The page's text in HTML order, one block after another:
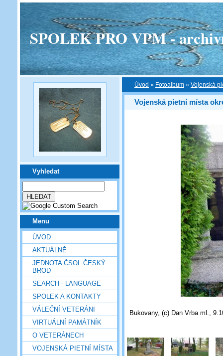
SPOLEK PRO VPM -
Vyhledat
Menu
ÚVOD
AKTUÁLNĚ
JEDNOTA ČSOL ČESKÝ
BROD
SEARCH - LANGUAGE
SPOLEK A KONTAKTY
VÁLEČNÍ VETERÁNI
VIRTUÁLNÍ PAMÁTNÍK
O VETERÁNECH
VOJENSKÁ PIETNÍ MÍSTA
Úvod » Fotoalbum » Vojenská
Vojenská pietní místa
Bukovany, (c) Dan Vrba ml.,